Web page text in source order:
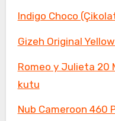
Indigo Choco
Gizeh Original
Romeo y Julieta 20
kutu
Nub Cameroon 460